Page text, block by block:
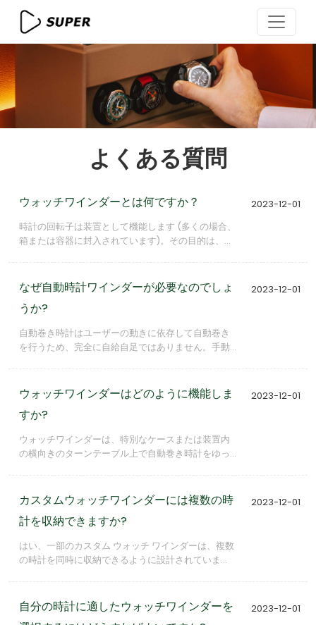
よくある質問
2023-12-01
ウォッチワインダーとは何ですか？
時計の回転子は装置として機能します (多くの場合、
箱または容器に封入されています)。その目的は、積
す。
2023-12-01
なぜ自動時計ワインダーが必要なのでしょ
うか?
自動巻き時計はユーザーの動きに依存して自動巻き
を行うため、完全に自給自足ではありません。手動
常活動における自然な動きによって、自動巻き時計
のローターに十分な回転が発生し、約 35 ～ 45 時間
動作を維持できます。
2023-12-01
ウォッチワインダーはどのように機能しま
すか?
ウォッチワインダーは、特別なケースまたは装置内
の横向きのターンテーブル上で自動巻き時計をゆっ
時計内部のローターが回転し、ゼンマイが徐々に巻
き上げられます。
2023-12-01
カスタムウォッチワインダーには複数の時
計を収納できますか?
はい、一部のカスタム ウォッチ ワインダーは、複数
の時計を同時に収納できるように設計されていま
いてすぐに着用できるようにカスタマイズされたソ
リューションを提供します。
2023-12-01
自分の時計に適したウォッチワインダーを